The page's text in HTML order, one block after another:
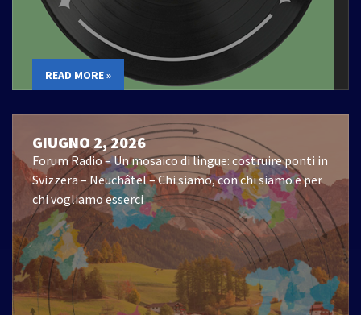
READ MORE »
GIUGNO 2, 2026
Forum Radio – Un mosaico di lingue: costruire ponti in
Svizzera – Neuchâtel – Chi siamo, con chi siamo e per
chi vogliamo esserci